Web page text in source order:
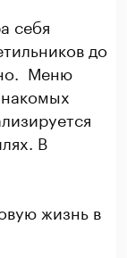
себя
до
Меню
В
жизнь в